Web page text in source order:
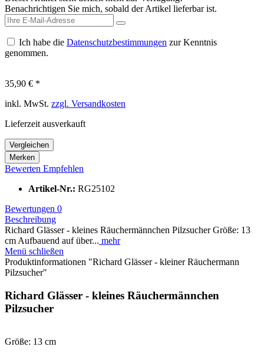
Benachrichtigen Sie mich, sobald der Artikel lieferbar ist.
Ich habe die Datenschutzbestimmungen zur Kenntnis
genommen.
35,90 € *
inkl. MwSt. zzgl. Versandkosten
Lieferzeit ausverkauft
Vergleichen
Merken
Bewerten Empfehlen
Artikel-Nr.: RG25102
Bewertungen 0
Beschreibung
Richard Glässer - kleines Räuchermännchen Pilzsucher Größe: 13
cm Aufbauend auf über... mehr
Menü schließen
Produktinformationen "Richard Glässer - kleiner Räuchermann
Pilzsucher"
Richard Glässer - kleines Räuchermännchen
Pilzsucher
Größe: 13 cm